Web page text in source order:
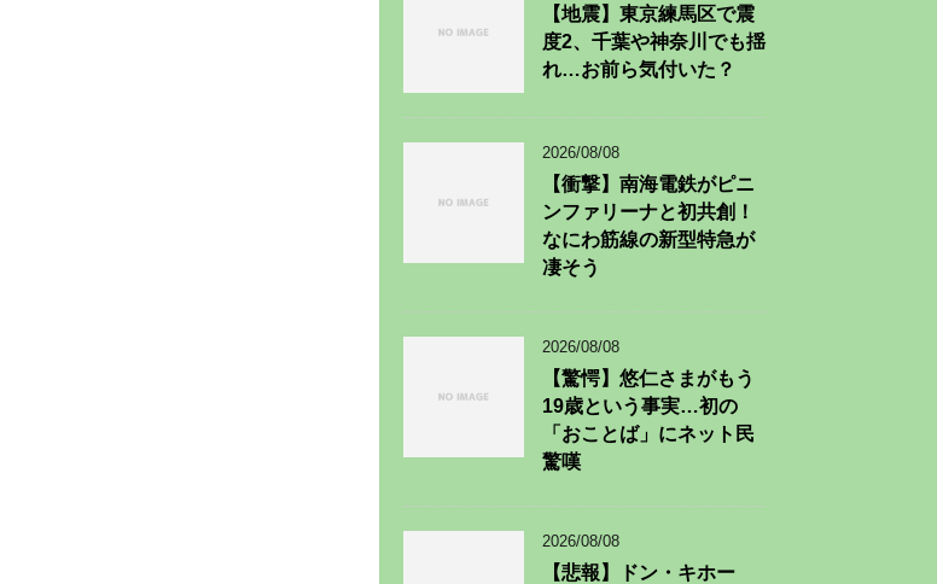
【地震】東京練馬区で震
度2、千葉や神奈川でも揺
れ…お前ら気付いた？
2026/08/08
【衝撃】南海電鉄がピニ
ンファリーナと初共創！
なにわ筋線の新型特急が
凄そう
2026/08/08
【驚愕】悠仁さまがもう
19歳という事実…初の
「おことば」にネット民
驚嘆
2026/08/08
【悲報】ドン・キホー